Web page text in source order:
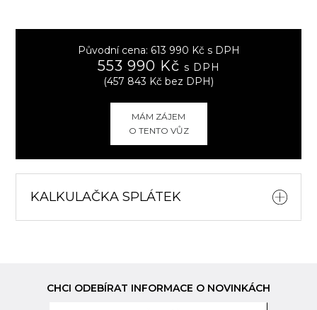
Původní cena: 613 990 Kč s DPH
553 990 Kč s DPH
(457 843 Kč bez DPH)
MÁM ZÁJEM
O TENTO VŮZ
KALKULAČKA SPLÁTEK
CHCI ODEBÍRAT INFORMACE O NOVINKÁCH